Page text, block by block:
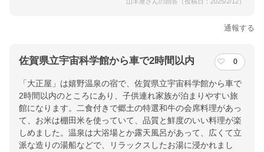
通報する
佐賀県立宇宙科学館から車で2時間以内 0
「大正屋」は嬉野温泉の宿で、佐賀県立宇宙科学館から車で
2時間以内のところにあり、子供連れ家族が泊まりやすい旅
館になります。二食付きで郷土の特選和牛の会席料理があっ
て、お米は棚田米を使っていて、品質と鮮度のいい料理が楽
しめました。温泉は大浴場とか露天風呂があって、広くて立
派な造りの湯船などで、リラックスしたお湯に浸かれまし